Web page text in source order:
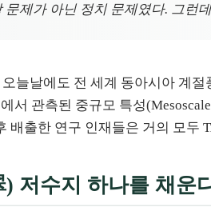
제가 아닌 정치 문제였다. 그런
늘날에도 전 세계 동아시아 계
관측된 중규모 특성(Mesoscale
배출한 연구 인재들은 거의 모두
저수지 하나를 채운